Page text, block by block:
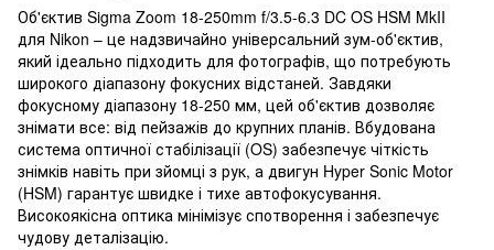
Об'єктив Sigma Zoom 18-250mm f/3.5-6.3 DC OS HSM MkII
для Nikon – це надзвичайно універсальний зум-об'єктив,
який ідеально підходить для фотографів, що потребують
широкого діапазону фокусних відстаней. Завдяки
фокусному діапазону 18-250 мм, цей об'єктив дозволяє
знімати все: від пейзажів до крупних планів. Вбудована
система оптичної стабілізації (OS) забезпечує чіткість
знімків навіть при зйомці з рук, а двигун Hyper Sonic Motor
(HSM) гарантує швидке і тихе автофокусування.
Високоякісна оптика мінімізує спотворення і забезпечує
чудову деталізацію.